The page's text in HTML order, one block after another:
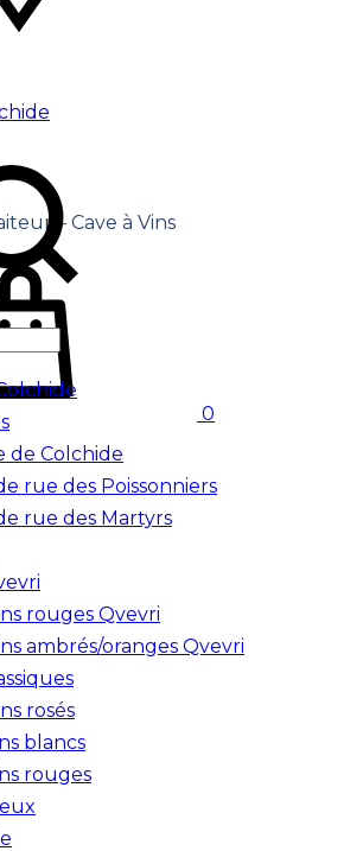
– Cave à Vins
0
de Colchide
rue des Poissonniers
rue des Martyrs
rouges Qvevri
ambrés/oranges Qvevri
rosés
blancs
rouges